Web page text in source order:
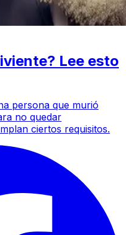
Lee esto
persona que murió
no quedar
ciertos requisitos.